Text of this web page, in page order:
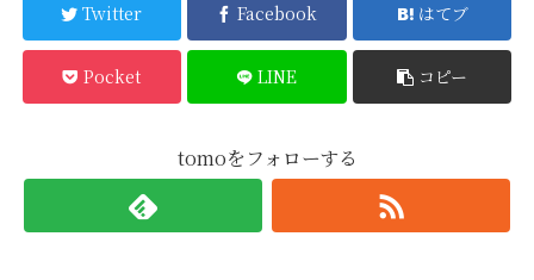
Twitter Facebook はてブ
Pocket LINE コピー
tomoをフォローする